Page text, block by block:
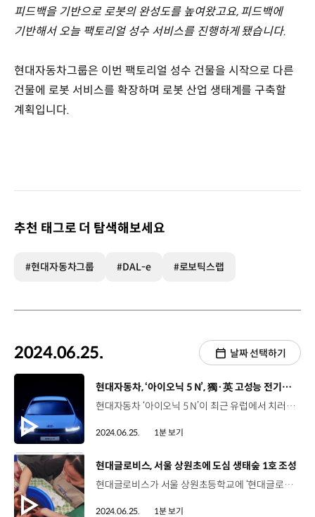
피드백을 기반으로 로봇의 완성도를 높여왔고요, 피드백에
기반해서 오늘 팩토리얼 성수 서비스를 진행하게 됐습니다.
현대자동차그룹은 이번 팩토리얼 성수 건물을 시작으로 다른
건물에 로봇 서비스를 확장하며 로봇 산업 생태계를 구축할
계획입니다.
추천 태그로 더 탐색해보세요
#현대자동차그룹 #DAL-e #로보틱스랩
2024.06.25. 날짜 선택하기
[동영상]
현대자동차, ‘아이오닉 5 N’, 獨·英 고성능 전기차 비교 평가서 최고 자리 등극
현대자동차 ‘아이오닉 5 N’이 최근 유럽에서 치러진 비교 평가에서 ‘최고의 고성능 전기차’로 인정받았습니다. 이번 고성능 전기차 비교 평가는 독일과 영국의 유력 자동차 전문 잡지 아우토 자이퉁(Auto Zeitung)과 카 매거진(CAR Magazine)이 함께 실시했는데요. 아이오닉 5 N은 두 매체로부터 고성능차의 가장 핵심적인 가치인 ‘운전의 재미’가 다른 모델들보다 압도적인 차라는 평가와 함께 강력한 힘과 균형잡힌 섀시 등 고가의 고성능 전기차들을 뛰어넘는 최고의 차로 인정받았습니다. 현대자동차의 첨단 전동화 기술을 집약한 아이오닉 5 N은 압도적인 주행 성능과 독보적인 상품성으로 세계 올해의 고성능차, 2023 톱기어 선정 올해의 차, 최고의 전기 핫해치 등 수상 이력을 쌓으며 고성능 전기차 시장을 선도해 나가고 있습니다.
2024.06.25. 1분 보기
[동영상]
현대글로비스, 서울 상원초에 도심 생태숲 1호 조성
현대글로비스가 서울 상원초등학교에 ‘현대글로비스 생태숲 1호’를 조성했습니다. 상원초등학교 학생들이 직접 설계공모전에 참여한 디자인을 바탕으로 학교 유휴 부지에 희귀식물과 우리나라 자생식물 1,200여 본을 심었습니다. 아이들이 나무를 가꾸고 숲에서 뛰어놀며 환경 보호 의식과 생물 다양성을 배울 수 있는 기회를 마련했는데요. 하반기에는 수도권과 지방 사업 사업장 인근에 2호 생태숲을 조성할 예정입니다.
2024.06.25. 1분 보기